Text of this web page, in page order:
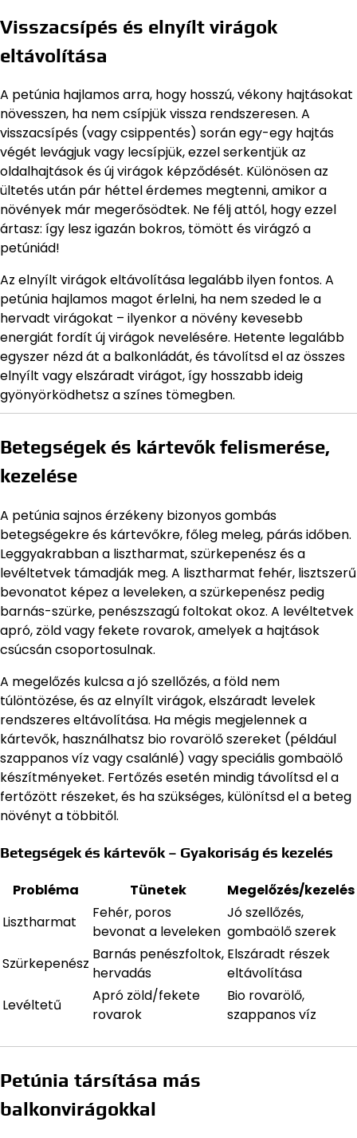
Visszacsípés és elnyílt virágok
eltávolítása
A petúnia hajlamos arra, hogy hosszú, vékony hajtásokat
növesszen, ha nem csípjük vissza rendszeresen. A
visszacsípés (vagy csippentés) során egy-egy hajtás
végét levágjuk vagy lecsípjük, ezzel serkentjük az
oldalhajtások és új virágok képződését. Különösen az
ültetés után pár héttel érdemes megtenni, amikor a
növények már megerősödtek. Ne félj attól, hogy ezzel
ártasz: így lesz igazán bokros, tömött és virágzó a
petúniád!
Az elnyílt virágok eltávolítása legalább ilyen fontos. A
petúnia hajlamos magot érlelni, ha nem szeded le a
hervadt virágokat – ilyenkor a növény kevesebb
energiát fordít új virágok nevelésére. Hetente legalább
egyszer nézd át a balkonládát, és távolítsd el az összes
elnyílt vagy elszáradt virágot, így hosszabb ideig
gyönyörködhetsz a színes tömegben.
Betegségek és kártevők felismerése,
kezelése
A petúnia sajnos érzékeny bizonyos gombás
betegségekre és kártevőkre, főleg meleg, párás időben.
Leggyakrabban a lisztharmat, szürkepenész és a
levéltetvek támadják meg. A lisztharmat fehér, lisztszerű
bevonatot képez a leveleken, a szürkepenész pedig
barnás-szürke, penészszagú foltokat okoz. A levéltetvek
apró, zöld vagy fekete rovarok, amelyek a hajtások
csúcsán csoportosulnak.
A megelőzés kulcsa a jó szellőzés, a föld nem
túlöntözése, és az elnyílt virágok, elszáradt levelek
rendszeres eltávolítása. Ha mégis megjelennek a
kártevők, használhatsz bio rovarölő szereket (például
szappanos víz vagy csalánlé) vagy speciális gombaölő
készítményeket. Fertőzés esetén mindig távolítsd el a
fertőzött részeket, és ha szükséges, különítsd el a beteg
növényt a többitől.
Betegségek és kártevők – Gyakoriság és kezelés
Probléma Tünetek
Megelőzés/kezelés
Lisztharmat
Fehér, poros
bevonat a leveleken
Jó szellőzés,
gombaölő szerek
Szürkepenész
Barnás penészfoltok,
hervadás
Elszáradt részek
eltávolítása
Levéltetű
Apró zöld/fekete
rovarok
Bio rovarölő,
szappanos víz
Petúnia társítása más
balkonvirágokkal